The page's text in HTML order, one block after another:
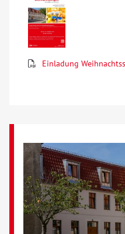
Über uns
Veranstaltungen
Karriere
Ausbildung
Glossar
Einladung